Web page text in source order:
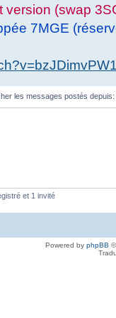
version (swap
7MGE
les messages postés depuis:
et 1 invité
Powered by phpBB